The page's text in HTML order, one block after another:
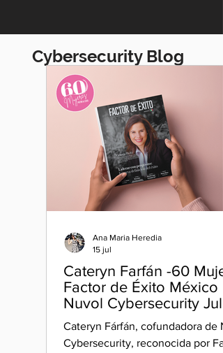
Cybersecurity Blog
Cateryn Farfán -60
Factor de Éxito México |
Nuvol Cybersecurity
2026
Cateryn Fárfán, cofundadora de
Cybersecurity, reconocida por
Ana Maria Heredia
15 jul